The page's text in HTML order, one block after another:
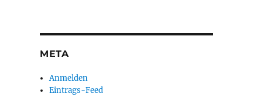
META
Anmelden
Eintrags-Feed